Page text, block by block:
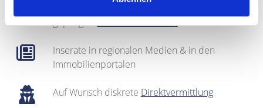
gepflegterInteressentenkartei
Inserate in regionalen Medien & in den
Immobilienportalen
Auf Wunsch diskrete Direktvermittlung